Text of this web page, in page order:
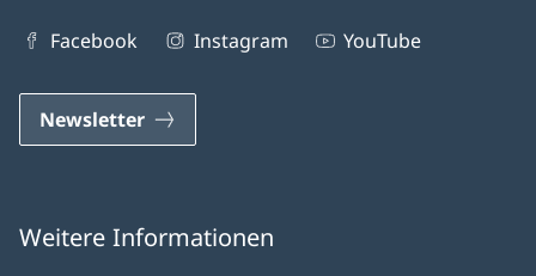
Facebook Instagram YouTube
Newsletter
Weitere Informationen